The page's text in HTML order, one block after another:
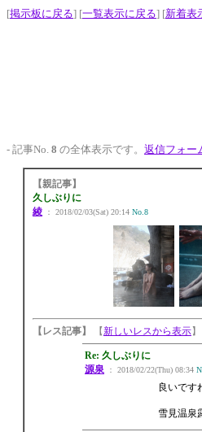
[掲示板に戻る] [一覧表示に戻る] [新着表
- 記事No. 8 の全体表示です。 返信フォー
【親記事】
久しぶりに
綾 ： 2018/02/03(Sat) 20:14 No.8
【レス記事】 【新しいレスから表示】
Re: 久しぶりに
源泉 ： 2018/02/22(Thu) 08:34
良いです
雪見温泉